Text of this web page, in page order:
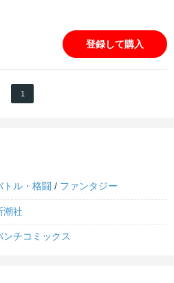
登録して購入
1
トル・格闘 / ファンタジー
潮社
ンチコミックス